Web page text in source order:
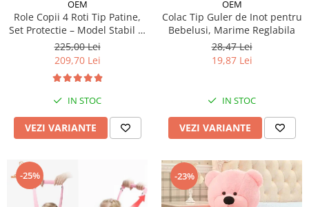
OEM
Role Copii 4 Roti Tip Patine,
Set Protectie – Model Stabil si
Reglabil - Mov
225,00 Lei
209,70 Lei
IN STOC
VEZI VARIANTE
OEM
Colac Tip Guler de Inot pentru
Bebelusi, Marime Reglabila
28,47 Lei
19,87 Lei
IN STOC
VEZI VARIANTE
-25% -23%